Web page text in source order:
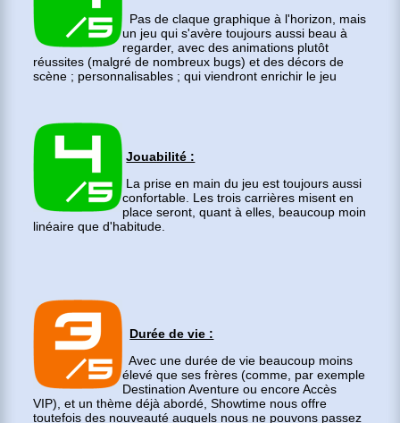
Pas de claque graphique à l'horizon, mais
un jeu qui s'avère toujours aussi beau à
regarder, avec des animations plutôt
réussites (malgré de nombreux bugs) et des décors de
scène ; personnalisables ; qui viendront enrichir le jeu
Jouabilité :
La prise en main du jeu est toujours aussi
confortable. Les trois carrières misent en
place seront, quant à elles, beaucoup moin
linéaire que d'habitude.
Durée de vie :
Avec une durée de vie beaucoup moins
élevé que ses frères (comme, par exemple
Destination Aventure ou encore Accès
VIP), et un thème déjà abordé, Showtime nous offre
toutefois des nouveauté auquels nous ne pouvons passez